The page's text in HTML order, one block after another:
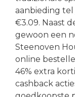
aanbieding tel
€3.09. Naast
gewoon een
Steenoven
online
46% extra
cashback